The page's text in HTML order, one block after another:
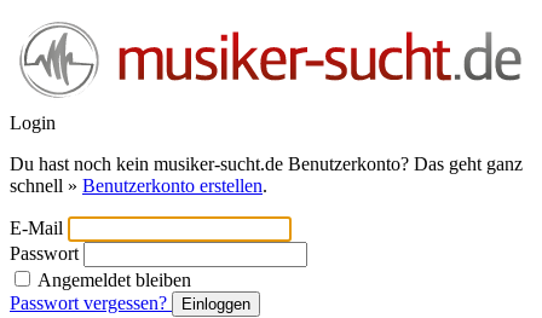
Login
Du hast noch kein musiker-sucht.de Benutzerkonto? Das geht ganz
schnell » Benutzerkonto erstellen.
E-Mail
Passwort
Angemeldet bleiben
Passwort vergessen?
Einloggen